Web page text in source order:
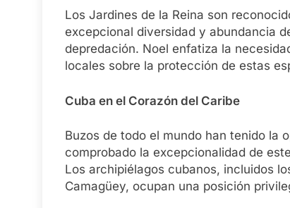
Los Jardines de la Reina son
excepcional diversidad y abundancia
depredación. Noel enfatiza la
locales sobre la protección de estas
Cuba en el Corazón del Caribe
Buzos de todo el mundo han tenido la
comprobado la excepcionalidad de
Los archipiélagos cubanos, incluidos
Camagüey, ocupan una posición